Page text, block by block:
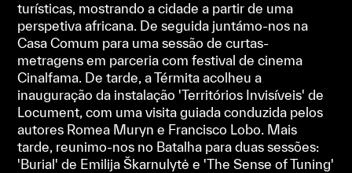
turísticas, mostrando a cidade a partir de uma
perspetiva africana. De seguida juntámo-nos na
Casa Comum para uma sessão de curtas-
metragens em parceria com festival de cinema
Cinalfama. De tarde, a Térmita acolheu a
inauguração da instalação 'Territórios Invisíveis' de
Locument, com uma visita guiada conduzida pelos
autores Romea Muryn e Francisco Lobo. Mais
tarde, reunimo-nos no Batalha para duas sessões:
'Burial' de Emilija Škarnulytė e 'The Sense of Tuning'